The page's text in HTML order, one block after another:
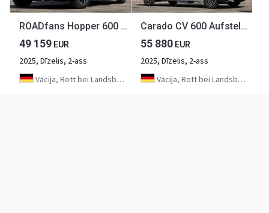
ROADfans Hopper 600 Modell 2026 / Navigation,Dieselheizun
49 159 EUR
2025, Dīzelis, 2-ass
Vācija, Rott bei Landsberg
Carado CV 600 Aufstelldach, Automatik, white Label
55 880 EUR
2025, Dīzelis, 2-ass
Vācija, Rott bei Landsberg